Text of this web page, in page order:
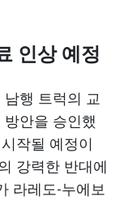
인상 예정
행 트럭의 교
안을 승인했
작될 예정이
강력한 반대에
라레도-누에보